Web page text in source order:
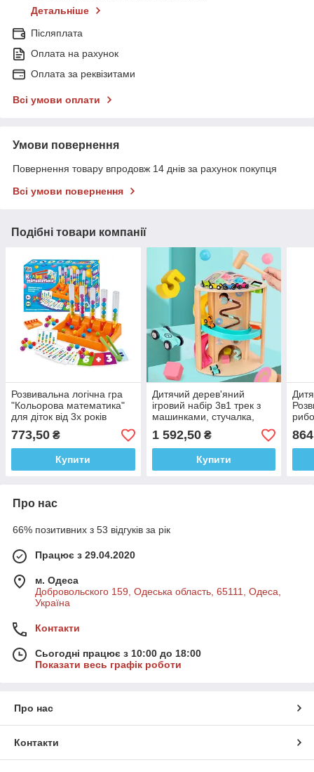
Детальніше
Післяплата
Оплата на рахунок
Оплата за реквізитами
Всі умови оплати
Умови повернення
Повернення товару впродовж 14 днів за рахунок покупця
Всі умови повернення
Подібні товари компанії
Розвивальна логічна гра
"Кольорова математика"
для діток від 3х років
4FUN Game Club, 75054
773,50 ₴
Купити
Дитячий дерев'яний
ігровий набір 3в1 трек з
машинками, стучалка,
1 592,50₴
Купити
Про нас
66% позитивних з 53 відгуків за рік
Працює з 29.04.2020
м. Одеса
Добровольского 159, Одеська область, 65111, Одеса,
Україна
Контакти
Сьогодні працює з 10:00 до 18:00
Показати весь графік роботи
Про нас
Контакти